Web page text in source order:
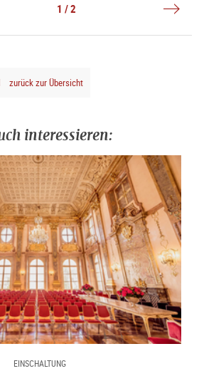
Blu
1 / 2
zurück zur Übersicht
interessieren:
EINSCHALTUNG